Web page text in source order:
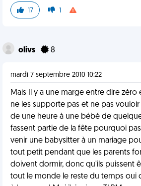
17 1
olivs 8
mardi 7 septembre 2010 10:22
Mais Il y a une marge entre dire
ne les supporte pas et ne pas
de une heure à une bébé de
fassent partie de la fête pourquoi
venir une babysitter à un mariage
tout petit pendant que les parents
doivent dormir, donc qu'ils puissent
tout le monde le reste du temps oui